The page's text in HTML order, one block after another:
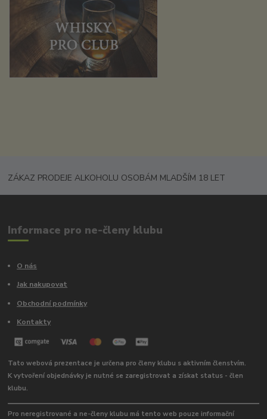
ZÁKAZ PRODEJE ALKOHOLU OSOBÁM MLADŠÍM 18 LET
Informace pro ne-členy klubu
O nás
Jak nakupovat
Obchodní podmínky
Kontakty
Tato webová prezentace je určena pro členy klubu s aktivním členstvím.
K vytvoření objednávky je nutné se zaregistrovat a získat status - člen
klubu.
Pro neregistrované a ne-členy klubu má tento web pouze informační